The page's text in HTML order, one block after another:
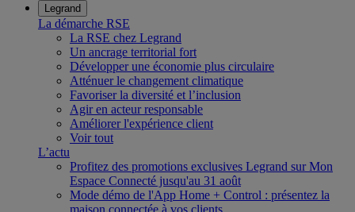
Legrand
La démarche RSE
La RSE chez Legrand
Un ancrage territorial fort
Développer une économie plus circulaire
Atténuer le changement climatique
Favoriser la diversité et l’inclusion
Agir en acteur responsable
Améliorer l'expérience client
Voir tout
L’actu
Profitez des promotions exclusives Legrand sur Mon
Espace Connecté jusqu'au 31 août
Mode démo de l'App Home + Control : présentez la
maison connectée à vos clients